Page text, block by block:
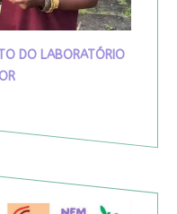
DO LABORATÓRIO